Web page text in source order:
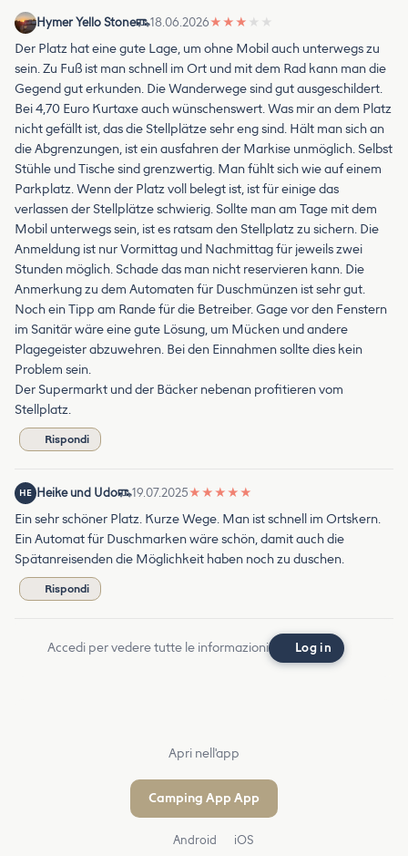
Hymer Yello Stone 18.06.2026★ ★ ★ ★ ★
Der Platz hat eine gute Lage, um ohne Mobil auch unterwegs zu
sein. Zu Fuß ist man schnell im Ort und mit dem Rad kann man die
Gegend gut erkunden. Die Wanderwege sind gut ausgeschildert.
Bei 4,70 Euro Kurtaxe auch wünschenswert. Was mir an dem Platz
nicht gefällt ist, das die Stellplätze sehr eng sind. Hält man sich an
die Abgrenzungen, ist ein ausfahren der Markise unmöglich. Selbst
Stühle und Tische sind grenzwertig. Man fühlt sich wie auf einem
Parkplatz. Wenn der Platz voll belegt ist, ist für einige das
verlassen der Stellplätze schwierig. Sollte man am Tage mit dem
Mobil unterwegs sein, ist es ratsam den Stellplatz zu sichern. Die
Anmeldung ist nur Vormittag und Nachmittag für jeweils zwei
Stunden möglich. Schade das man nicht reservieren kann. Die
Anmerkung zu dem Automaten für Duschmünzen ist sehr gut.
Noch ein Tipp am Rande für die Betreiber. Gage vor den Fenstern
im Sanitär wäre eine gute Lösung, um Mücken und andere
Plagegeister abzuwehren. Bei den Einnahmen sollte dies kein
Problem sein.
Der Supermarkt und der Bäcker nebenan profitieren vom
Stellplatz.
Rispondi
HE Heike und Udo 19.07.2025★ ★ ★ ★ ★
Ein sehr schöner Platz. Kurze Wege. Man ist schnell im Ortskern.
Ein Automat für Duschmarken wäre schön, damit auch die
Spätanreisenden die Möglichkeit haben noch zu duschen.
Rispondi
Accedi per vedere tutte le informazioni Log in
Apri nell'app
Camping App App
Android iOS